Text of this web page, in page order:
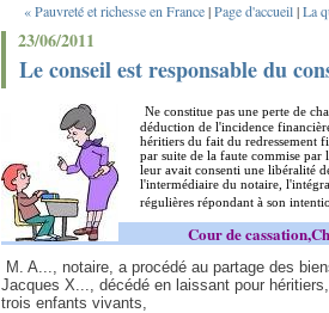
« Pauvreté et richesse en France|Page d'accueil|La
23/06/2011
Le conseil est responsable du
Ne constitue pas une perte de
déduction de l'incidence
héritiers du fait du redressement
par suite de la faute commise
leur avait consenti une libéralité
l'intermédiaire du notaire,
régulières répondant à son
Cour de
M. A..., notaire, a procédé au partage des
Jacques X..., décédé en laissant pour
trois enfants vivants,